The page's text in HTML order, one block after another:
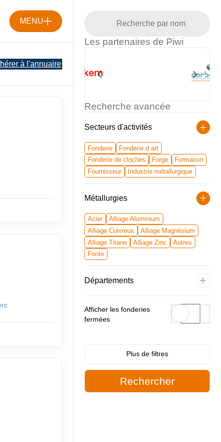
MENU
à l'annuaire
Les partenaires de Piwi
Recherche avancée
Secteurs d'activités
Fonderie
Fonderie d art
Fonderie de cloches
Forge
Formation
Fournisseur
Industrie métallurgique
Métallurgies
Acier
Alliage Aluminium
Alliage Cuivreux
Alliage Magnésium
Alliage Titane
Alliage Zinc
Autres
Fonte
Départements
Afficher les fonderies
fermées
Procéder de mise en forme
Certifications
Plus de filtres